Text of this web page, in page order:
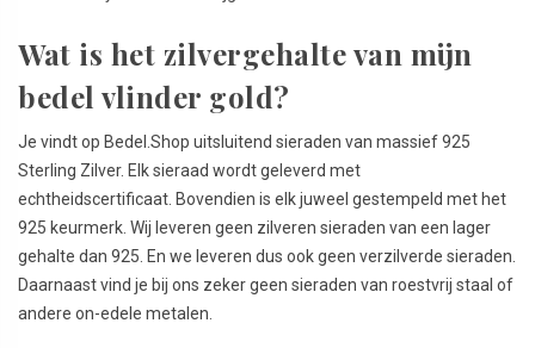
Wat is het zilvergehalte van mijn
bedel vlinder gold?
Je vindt op Bedel.Shop uitsluitend sieraden van massief 925
Sterling Zilver. Elk sieraad wordt geleverd met
echtheidscertificaat. Bovendien is elk juweel gestempeld met het
925 keurmerk. Wij leveren geen zilveren sieraden van een lager
gehalte dan 925. En we leveren dus ook geen verzilverde sieraden.
Daarnaast vind je bij ons zeker geen sieraden van roestvrij staal of
andere on-edele metalen.